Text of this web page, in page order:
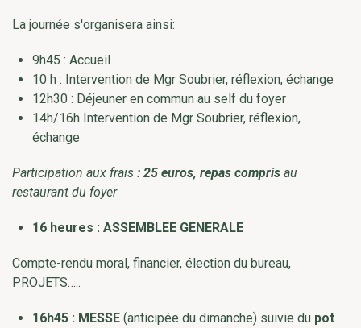
La journée s'organisera ainsi:
9h45 : Accueil
10 h : Intervention de Mgr Soubrier, réflexion, échange
12h30 : Déjeuner en commun au self du foyer
14h/16h Intervention de Mgr Soubrier, réflexion,
échange
Participation aux frais : 25 euros, repas compris au
restaurant du foyer
16 heures : ASSEMBLEE GENERALE
Compte-rendu moral, financier, élection du bureau,
PROJETS…..
16h45 : MESSE (anticipée du dimanche) suivie du pot